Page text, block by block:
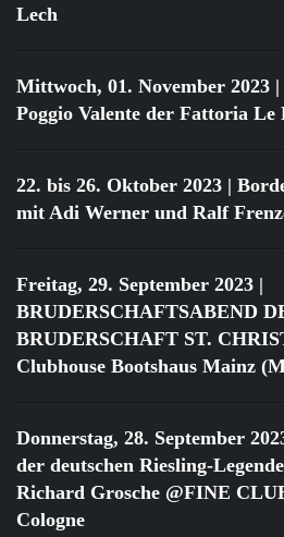
Lech
Mittwoch, 01. November 2023
Poggio Valente der Fattoria Le
22. bis 26. Oktober 2023 |
mit Adi Werner und Ralf
Freitag, 29. September 2023 |
BRUDERSCHAFTSABEND
BRUDERSCHAFT ST.
Clubhouse Bootshaus Mainz
Donnerstag, 28. September
der deutschen Riesling-
Richard Grosche @FINE
Cologne